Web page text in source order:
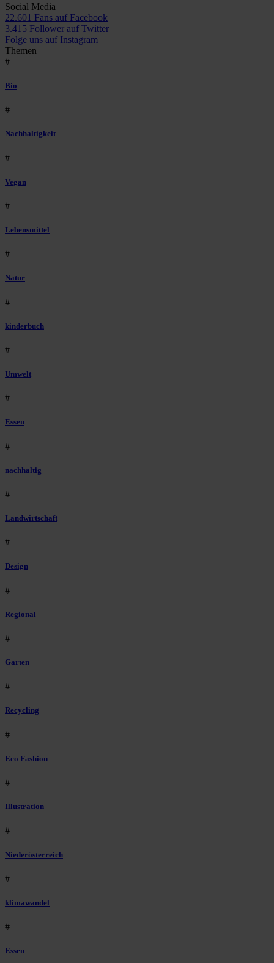
Social Media
22.601 Fans auf Facebook
3.415 Follower auf Twitter
Folge uns auf Instagram
Themen
#
Bio
#
Nachhaltigkeit
#
Vegan
#
Lebensmittel
#
Natur
#
kinderbuch
#
Umwelt
#
Essen
#
nachhaltig
#
Landwirtschaft
#
Design
#
Regional
#
Garten
#
Recycling
#
Eco Fashion
#
Illustration
#
Niederösterreich
#
klimawandel
#
Essen